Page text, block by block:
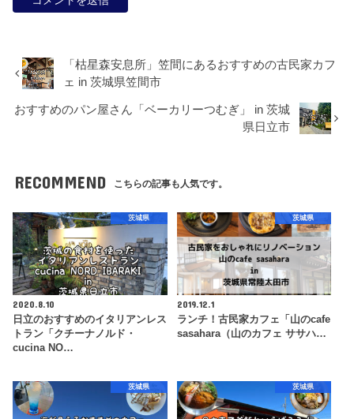
「枯星森安息所」笠間にあるおすすめの古民家カフ
ェ in 茨城県笠間市
おすすめのパン屋さん「ベーカリーつむぎ」 in 茨城
県日立市
RECOMMEND こちらの記事も人気です。
茨城県
2020.8.10
日立のおすすめのイタリアンレス
トラン「クチーナノルド・
cucina NO…
茨城県
2019.12.1
ランチ！古民家カフェ「山のcafe
sasahara（山のカフェ ササハ…
茨城県 茨城県